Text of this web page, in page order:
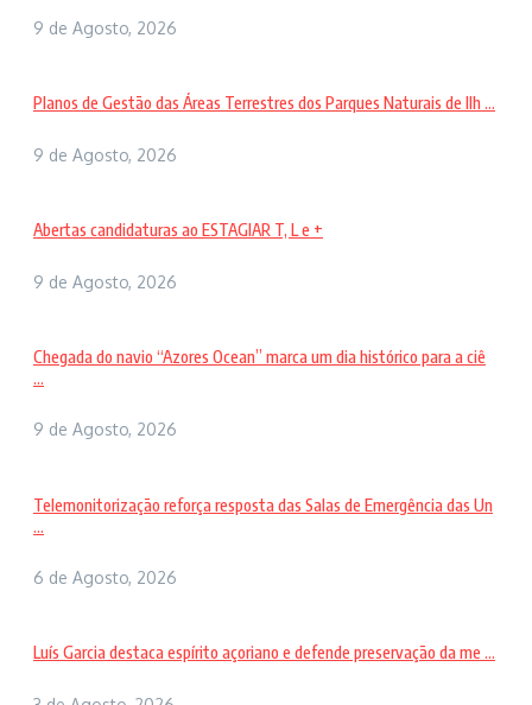
9 de Agosto, 2026
Planos de Gestão das Áreas Terrestres dos Parques Naturais de Ilh ...
9 de Agosto, 2026
Abertas candidaturas ao ESTAGIAR T, L e +
9 de Agosto, 2026
Chegada do navio “Azores Ocean” marca um dia histórico para a ciê
...
9 de Agosto, 2026
Telemonitorização reforça resposta das Salas de Emergência das Un
...
6 de Agosto, 2026
Luís Garcia destaca espírito açoriano e defende preservação da me ...